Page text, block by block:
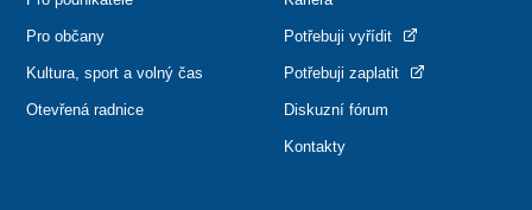
Pro občany
Kultura, sport a volný čas
Otevřená radnice
Potřebuji vyřídit
Potřebuji zaplatit
Diskuzní fórum
Kontakty